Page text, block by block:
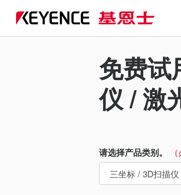
免费试
仪 / 激
请选择产品类别。